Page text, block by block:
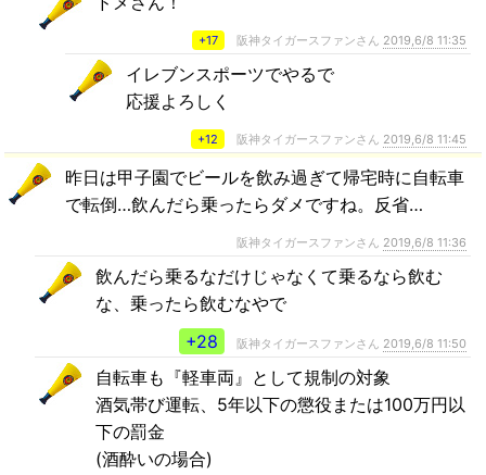
+17 阪神タイガースファンさん 2019,6/8 11:35
イレブンスポーツでやるで
応援よろしく
+12 阪神タイガースファンさん 2019,6/8 11:45
昨日は甲子園でビールを飲み過ぎて帰宅時に自転車
で転倒…飲んだら乗ったらダメですね。反省…
阪神タイガースファンさん 2019,6/8 11:36
飲んだら乗るなだけじゃなくて乗るなら飲む
な、乗ったら飲むなやで
+28
阪神タイガースファンさん 2019,6/8 11:50
自転車も『軽車両』として規制の対象
酒気帯び運転、5年以下の懲役または100万円以
下の罰金
(酒酔いの場合)